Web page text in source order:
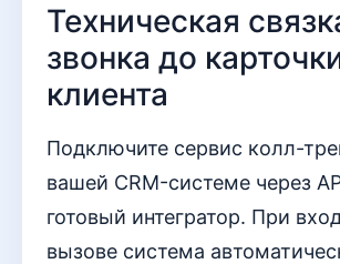
Техническая
звонка до
клиента
Подключите сервис колл-
вашей CRM-системе через
готовый интегратор. При
вызове система